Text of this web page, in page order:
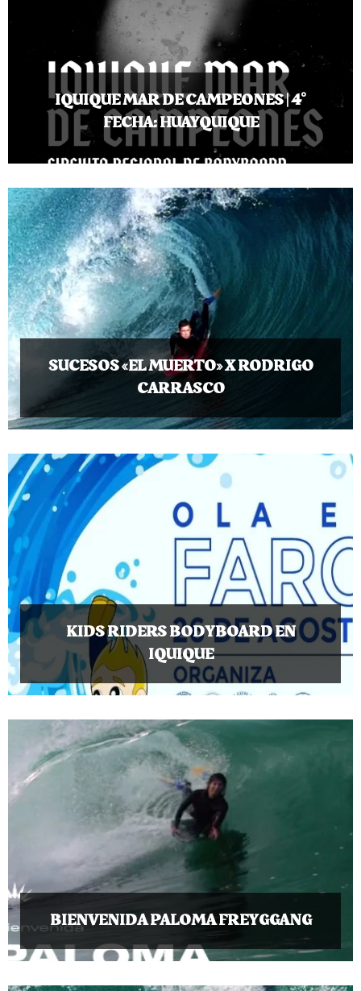
IQUIQUE MAR DE CAMPEONES | 4°
FECHA: HUAYQUIQUE
SUCESOS «EL MUERTO» X RODRIGO
CARRASCO
KIDS RIDERS BODYBOARD EN
IQUIQUE
BIENVENIDA PALOMA FREYGGANG